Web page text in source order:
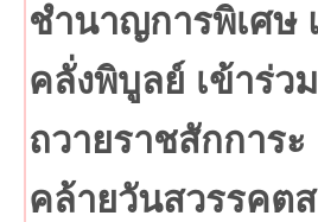
ชำนาญการพิเศษ
คลั่งพิบูลย์ เข้าร่ว
ถวายราชสักการ
คล้ายวันสวรรคต